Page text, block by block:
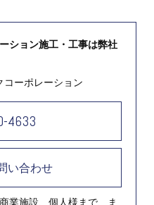
ション施工・工事は弊社
コーポレーション
4633
い合わせ
業施設、個人様まで、ま